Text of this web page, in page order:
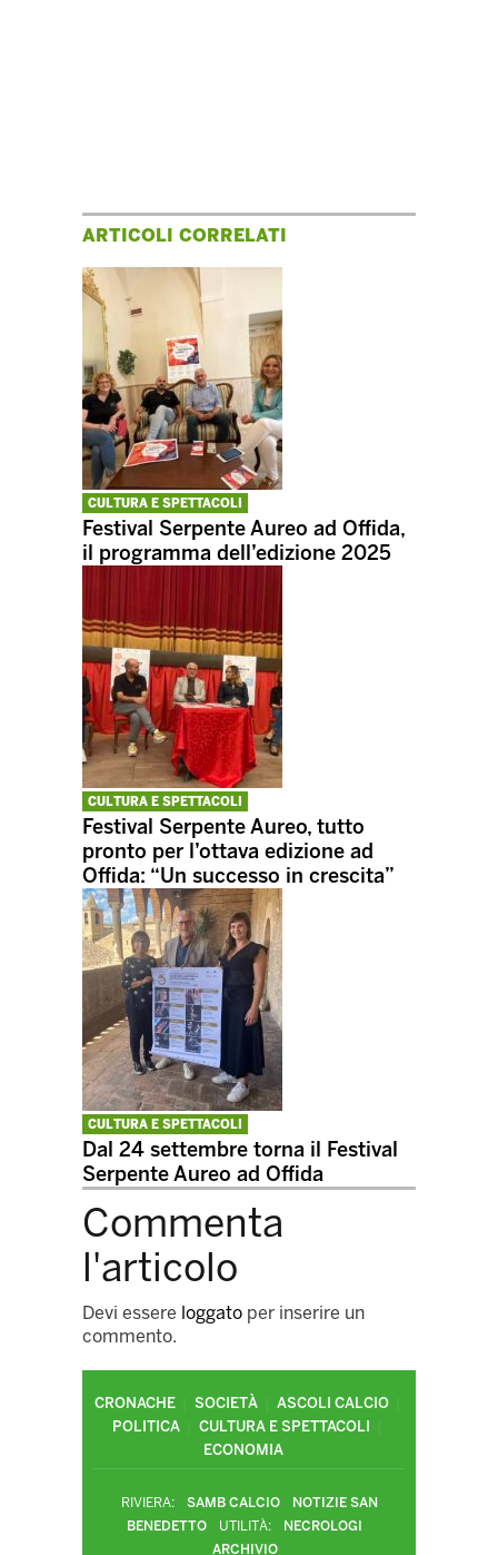
ARTICOLI CORRELATI
CULTURA E SPETTACOLI
Festival Serpente Aureo ad Offida,
il programma dell’edizione 2025
CULTURA E SPETTACOLI
Festival Serpente Aureo, tutto
pronto per l’ottava edizione ad
Offida: “Un successo in crescita”
CULTURA E SPETTACOLI
Dal 24 settembre torna il Festival
Serpente Aureo ad Offida
Commenta
l'articolo
Devi essere loggato per inserire un
commento.
CRONACHE SOCIETÀ
ASCOLI CALCIO
POLITICA
CULTURA E SPETTACOLI
ECONOMIA
RIVIERA: SAMB CALCIO
NOTIZIE SAN
BENEDETTO
UTILITÀ:
NECROLOGI
ARCHIVIO